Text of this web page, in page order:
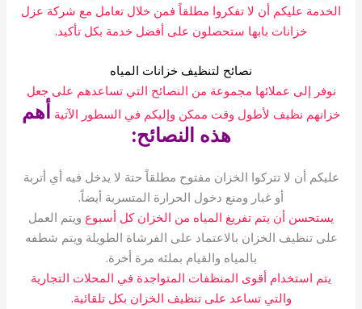
الخدمة عليكم أن لا تفكروا مطلقاً فمن خلال تعامل مع شركة عزل
خزانات بابها ستحصلون على أفضل خدمة بكل تأكيد.
نصائح لتنظيف خزانات المياه
نوفر إلى عملائها مجموعة من النصائح التي تساعدهم على جعل
خزانهم نظيف لأطول وقت ممكن وإليكم في السطور الآتية أهم
هذه النصائح:
عليكم أن لا تتركوا الخزان مفتوح مطلقاً حتة لا يدخل فيه أي أتربة
أو غبار ومنع دخول الحرارة المتسربة أيضاً.
يستحسن أن يتم تفريغ المياه من الخزان كل أسبوع ويتم العمل
على تنظيف الخزان بالاعتماد على الفرشاة الطويلة ويتم شطفه
بالمياه والقيام بملئه مرة أخرة.
يتم استخدام أقوى المنظفات المتواجدة في المحلات التجارية
والتي تساعد على تنظيف الخزان بكل تلقائية.